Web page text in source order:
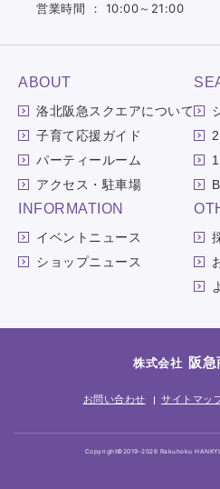
営業時間 ： 10:00～21:00
ABOUT
洛北阪急スクエアについて
子育て応援ガイド
パーティールーム
アクセス・駐車場
INFORMATION
イベントニュース
ショップニュース
株式会社 阪
お問い合わせ サイトマッ
Copyright©2019-2026 Rakuhoku